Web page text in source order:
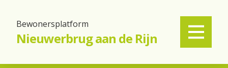
Bewonersplatform
Nieuwerbrug aan de Rijn